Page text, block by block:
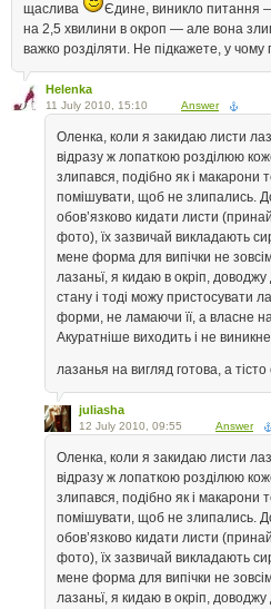
щаслива
Єдине, виникло питання
на 2,5 хвилини в окроп — але вона
важко розділяти. Не підкажете, у
Helenka
11 July 2010, 15:10 Answer
Оленка, коли я закидаю листи
відразу ж лопаткою розділюю
злипався, подібно як і макарони
помішувати, щоб не злипались.
обов’язково кидати листи
фото), їх зазвичай викладають
мене форма для випічки не
лазаньї, я кидаю в окріп,
стану і тоді можу пристосувати
форми, не ламаючи її, а власне
Акуратніше виходить і не
лазанья на вигляд готова, а
juliasha
12 July 2010, 09:55 Answer
Оленка, коли я закидаю листи
відразу ж лопаткою розділюю
злипався, подібно як і макарони
помішувати, щоб не злипались.
обов’язково кидати листи
фото), їх зазвичай викладають
мене форма для випічки не
лазаньї, я кидаю в окріп,